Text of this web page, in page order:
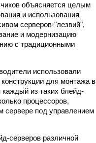
объясняется целым
и использования
серверов-"лезвий",
и модернизацию
с традиционными
использовали
для монтажа в
каждый из таких блейд-
процессоров,
сервере под управлением
серверов различной